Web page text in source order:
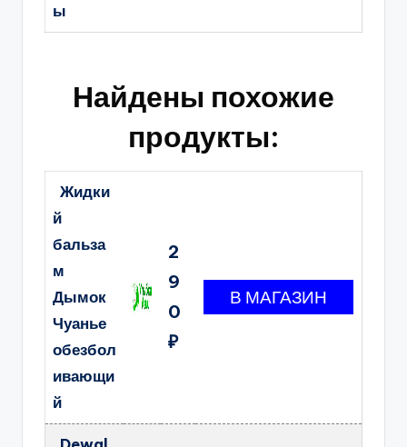
ы
Найдены похожие
продукты:
Жидки
й
бальза
м
Дымок
Чуанье
обезбол
ивающи
й
2
9
0
₽